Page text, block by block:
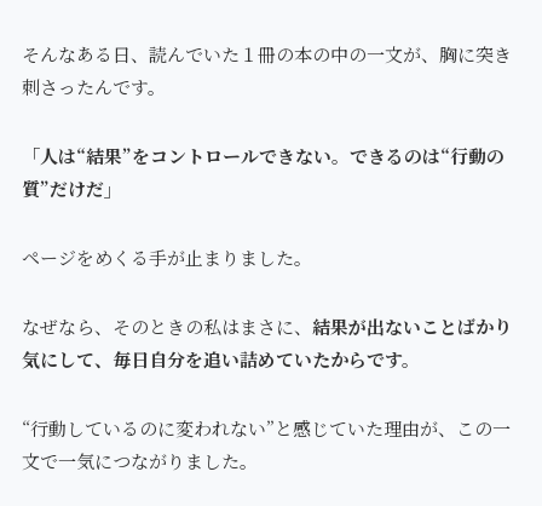
そんなある日、読んでいた１冊の本の中の一文が、胸に突き
刺さったんです。
「人は“結果”をコントロールできない。できるのは“行動の
質”だけだ」
ページをめくる手が止まりました。
なぜなら、そのときの私はまさに、 結果が出ないことばかり
気にして、毎日自分を追い詰めていたからです。
“行動しているのに変われない”と感じていた理由が、この一
文で一気につながりました。